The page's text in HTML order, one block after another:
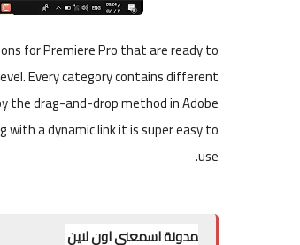
for Premiere Pro that are ready to
Every category contains different
the drag-and-drop method in Adobe
a dynamic link it is super easy to
use.
مدونة اسمعنى اون لاين